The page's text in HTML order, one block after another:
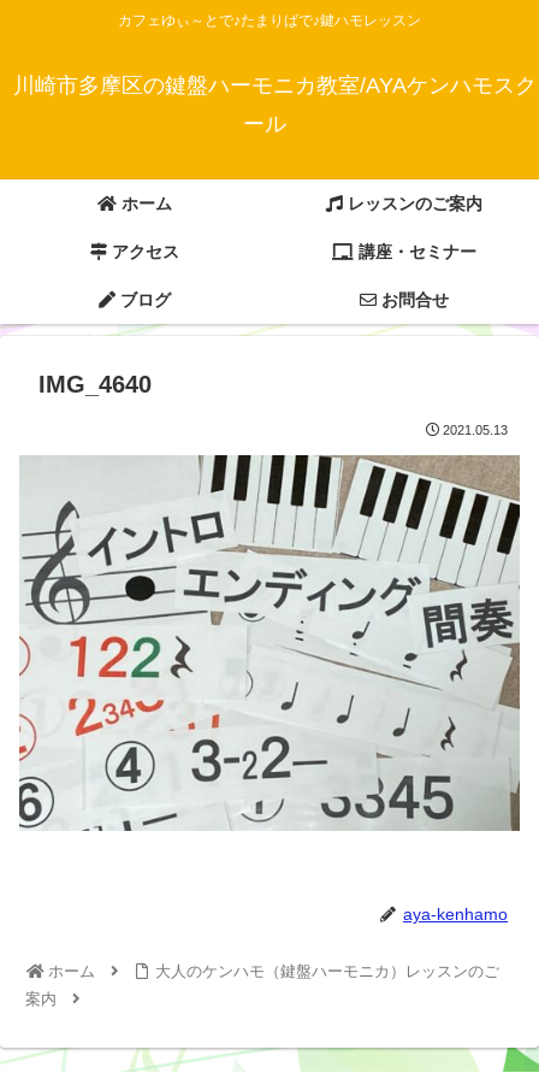
カフェゆぃ～とで♪たまりばで♪鍵ハモレッスン
川崎市多摩区の鍵盤ハーモニカ教室/AYAケンハモスク
ール
ホーム レッスンのご案内
アクセス 講座・セミナー
ブログ お問合せ
IMG_4640
2021.05.13
aya-kenhamo
ホーム
大人のケンハモ（鍵盤ハーモニカ）レッスンのご
案内